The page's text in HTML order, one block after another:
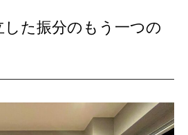
した振分のもう一つの